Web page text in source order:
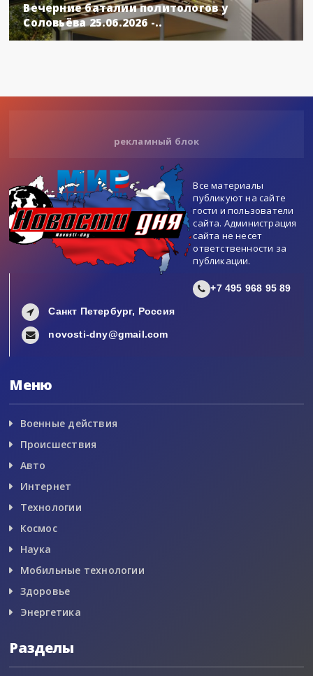
Вечерние баталии политологов у
Соловьёва 25.06.2026 -..
рекламный блок
Все материалы
публикуют на сайте
гости и пользователи
сайта. Администрация
сайта не несет
ответственности за
публикации.
+7 495 968 95 89
Санкт Петербург, Россия
novosti-dny@gmail.com
Меню
Военные действия
Происшествия
Авто
Интернет
Технологии
Космос
Наука
Мобильные технологии
Здоровье
Энергетика
Разделы